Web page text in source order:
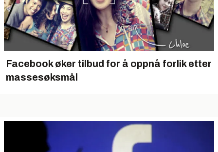
Facebook øker tilbud for å oppnå forlik etter
massesøksmål